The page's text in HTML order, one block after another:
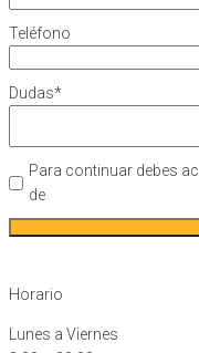
Teléfono
Dudas*
Para continuar debes
de
Horario
Lunes a Viernes